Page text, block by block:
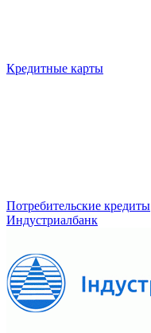
Кредитные карты
Потребительские кредиты
Индустриалбанк